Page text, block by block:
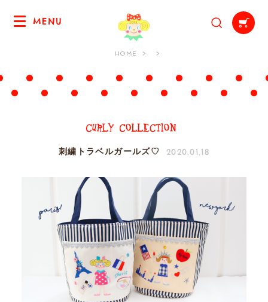
MENU
HOME
刺繍トラベルガールズ♡ 2020.01.18